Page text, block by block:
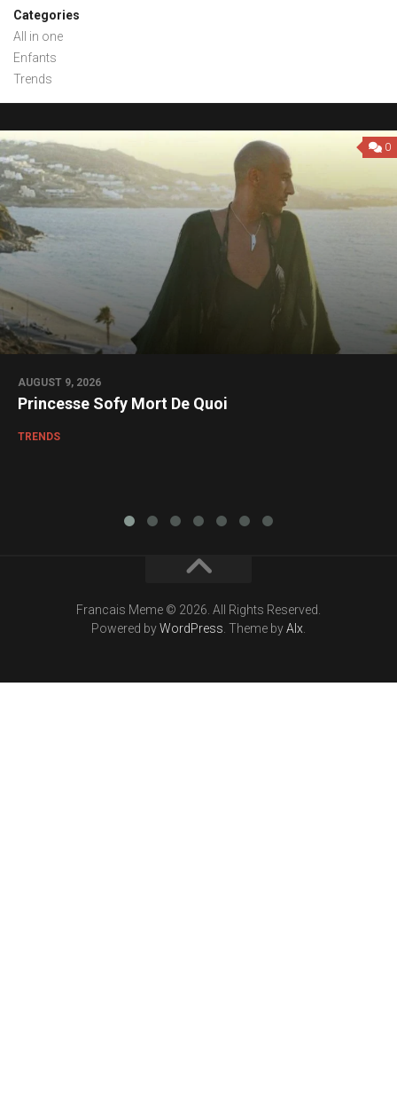
Categories
All in one
Enfants
Trends
0
AUGUST 9, 2026
Princesse Sofy Mort De Quoi
TRENDS
Francais Meme © 2026. All Rights Reserved.
Powered byWordPress . Theme byAlx